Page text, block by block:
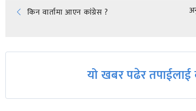
Post
navigation
किन वार्तामा आएन कांग्रेस ?
यो खबर पढेर